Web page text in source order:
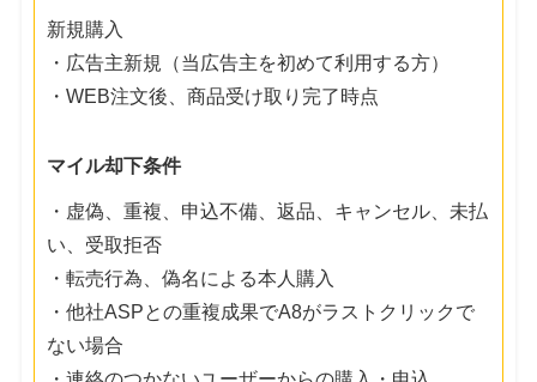
新規購入
・広告主新規（当広告主を初めて利用する方）
・WEB注文後、商品受け取り完了時点
マイル却下条件
・虚偽、重複、申込不備、返品、キャンセル、未払
い、受取拒否
・転売行為、偽名による本人購入
・他社ASPとの重複成果でA8がラストクリックで
ない場合